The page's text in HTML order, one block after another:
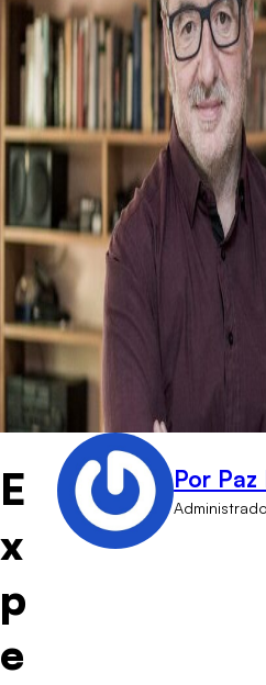
E
x
p
e
Por